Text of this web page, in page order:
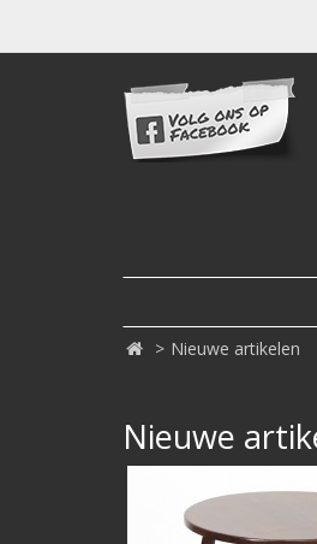
Nieuwe artikelen
Nieuwe